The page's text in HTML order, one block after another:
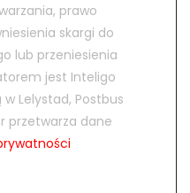
prawo
skargi do
lub przeniesienia
jest Inteligo
w Lelystad, Postbus
przetwarza dane